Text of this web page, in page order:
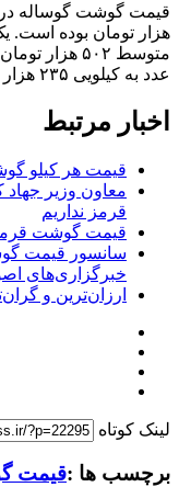
هزار تومان بوده است.
متوسط ۵۰۲
عدد به کیلویی ۲۳۵ هزار تومان نمی‌رسید.
اخبار مرتبط
قیمت هر کیلو
معاون وزیر
قرمز نداریم
قیمت گوشت قرمز امروز ۲
سانسور قیمت
خبرگزاری‌های
ارزان‌ترین و
لینک کوتاه
برچسب ها :قیمت